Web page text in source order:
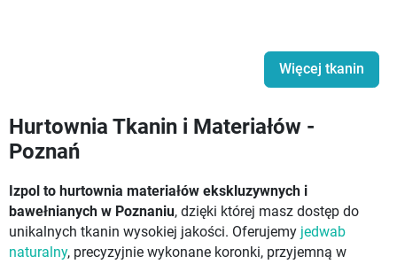
Więcej tkanin
Hurtownia Tkanin i Materiałów -
Poznań
Izpol to hurtownia materiałów ekskluzywnych i
bawełnianych w Poznaniu, dzięki której masz dostęp do
unikalnych tkanin wysokiej jakości. Oferujemy jedwab
naturalny, precyzyjnie wykonane koronki, przyjemną w